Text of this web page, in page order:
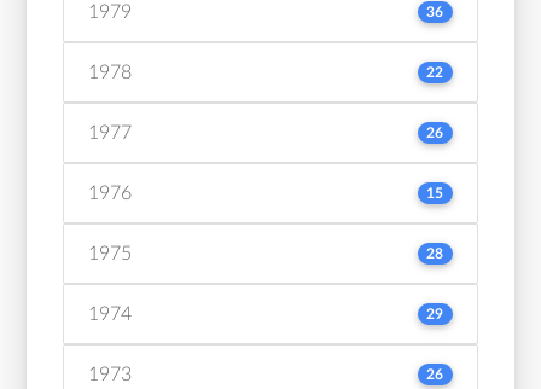
1979 36
1978 22
1977 26
1976 15
1975 28
1974 29
1973 26